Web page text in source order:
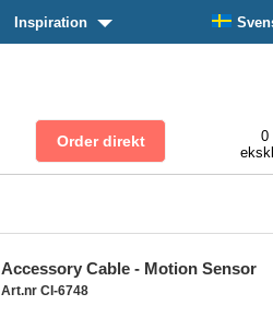
Inspiration
0
Accessory Cable - Motion Sensor
Art.nr CI-6748